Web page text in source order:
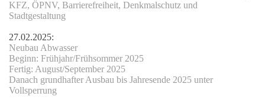
KFZ, ÖPNV, Barrierefreiheit, Denkmalschutz und
Stadtgestaltung
27.02.2025:
Neubau Abwasser
Beginn: Frühjahr/Frühsommer 2025
Fertig: August/September 2025
Danach grundhafter Ausbau bis Jahresende 2025 unter
Vollsperrung